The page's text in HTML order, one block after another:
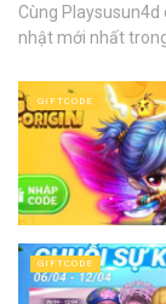
Cùng
nhật mới nhất
GIFTCODE
GIFTCODE